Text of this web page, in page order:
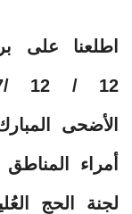
الأضحى
أمراء
لجنة الحج